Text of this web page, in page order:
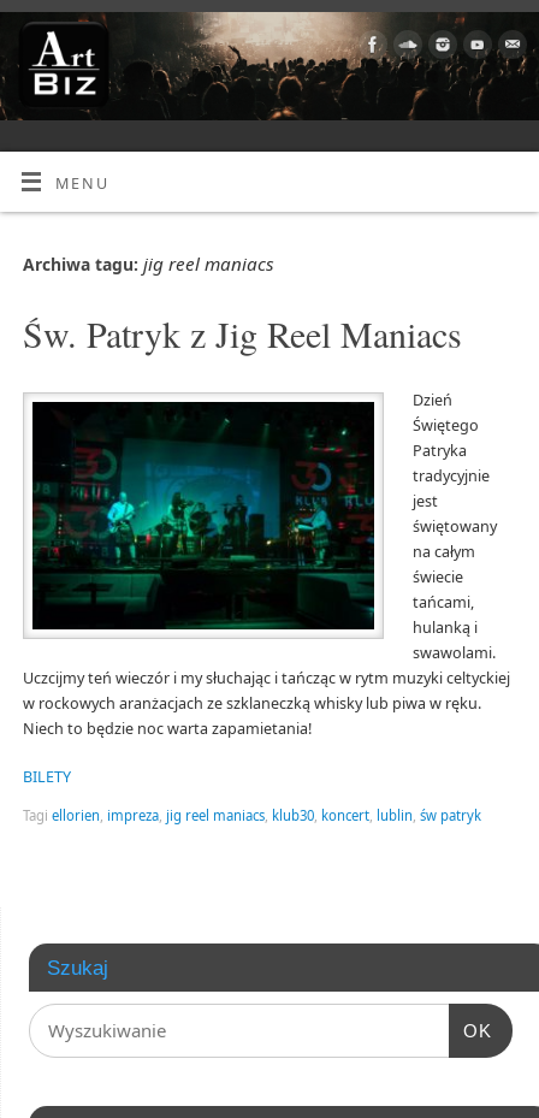
MENU
Archiwa tagu: jig reel maniacs
Św. Patryk z Jig Reel Maniacs
Dzień
Świętego
Patryka
tradycyjnie
jest
świętowany
na całym
świecie
tańcami,
hulanką i
swawolami.
Uczcijmy teń wieczór i my słuchając i tańcząc w rytm muzyki celtyckiej
w rockowych aranżacjach ze szklaneczką whisky lub piwa w ręku.
Niech to będzie noc warta zapamietania!
BILETY
Tagi ellorien, impreza, jig reel maniacs, klub30, koncert, lublin, św patryk
Szukaj
OK